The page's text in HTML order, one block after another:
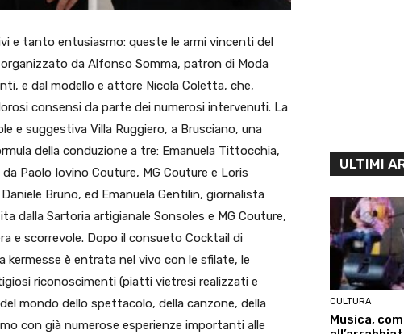
e tanto entusiasmo: queste le armi vincenti del
da Alfonso Somma, patron di Moda
e dal modello e attore Nicola Coletta, che,
consensi da parte dei numerosi intervenuti. La
e suggestiva Villa Ruggiero, a Brusciano, una
della conduzione a tre: Emanuela Tittocchia,
Paolo Iovino Couture, MG Couture e Loris
Bruno, ed Emanuela Gentilin, giornalista
dalla Sartoria artigianale Sonsoles e MG Couture,
e scorrevole. Dopo il consueto Cocktail di
è entrata nel vivo con le sfilate, le
riconoscimenti (piatti vietresi realizzati e
mondo dello spettacolo, della canzone, della
con già numerose esperienze importanti alle
ULTIMI
CULTURA
Musica,